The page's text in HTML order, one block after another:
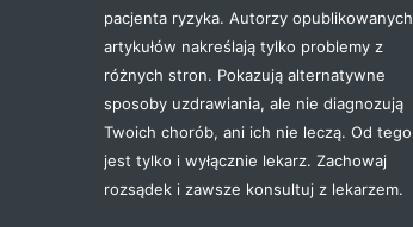
pacjenta ryzyka. Autorzy opublikowanych
artykułów nakreślają tylko problemy z
różnych stron. Pokazują alternatywne
sposoby uzdrawiania, ale nie diagnozują
Twoich chorób, ani ich nie leczą. Od tego
jest tylko i wyłącznie lekarz. Zachowaj
rozsądek i zawsze konsultuj z lekarzem.